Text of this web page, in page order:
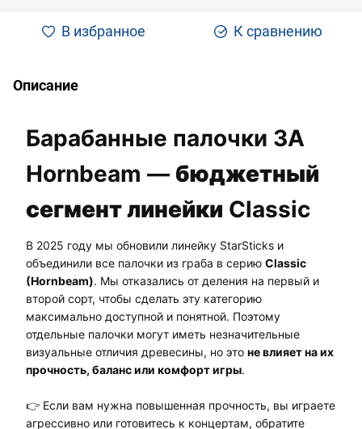
В избранное К сравнению
Описание
Барабанные палочки 3A
Hornbeam — бюджетный
сегмент линейки Classic
В 2025 году мы обновили линейку StarSticks и
объединили все палочки из граба в серию Classic
(Hornbeam). Мы отказались от деления на первый и
второй сорт, чтобы сделать эту категорию
максимально доступной и понятной. Поэтому
отдельные палочки могут иметь незначительные
визуальные отличия древесины, но это не влияет на их
прочность, баланс или комфорт игры.
👉 Если вам нужна повышенная прочность, вы играете
агрессивно или готовитесь к концертам, обратите